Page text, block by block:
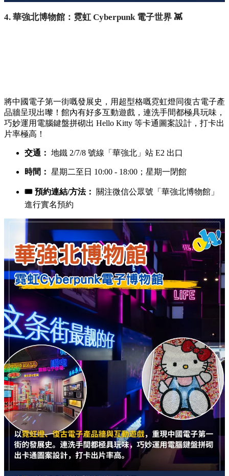
4. 華強北博物館：霓虹 Cyberpunk 電子世界 👾
將中國電子第一街嘅發展史，用超型格嘅霓虹燈同復古電子產
品牆呈現出嚟！館內有好多互動遊戲，連洗手間都極具玩味，
巧妙運用電腦鍵盤拼砌出 Hello Kitty 等卡通圖案設計，打卡出
片率極高！
交通： 地鐵 2/7/8 號線「華強北」站 E2 出口
時間： 星期二至日 10:00 - 18:00；星期一閉館
🎟️ 預約連結/方法：
關注微信公眾號「華強北博物館」
進行實名預約